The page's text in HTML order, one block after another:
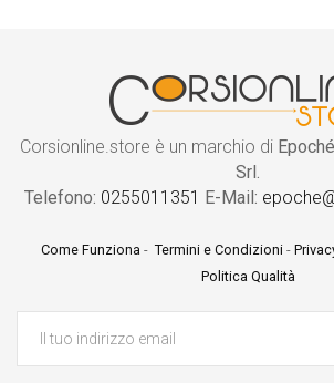
Corsionline.store è un marchio di
Srl.
Telefono: 0255011351 E-Mail:
Come Funziona- Termini e Condizioni-
Politica Qualità